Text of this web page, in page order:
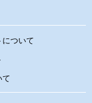
について
て